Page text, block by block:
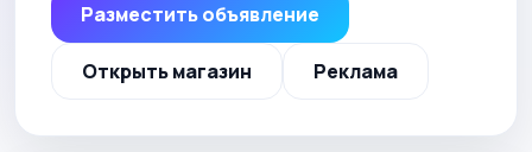
Разместить объявление
Открыть магазин Реклама